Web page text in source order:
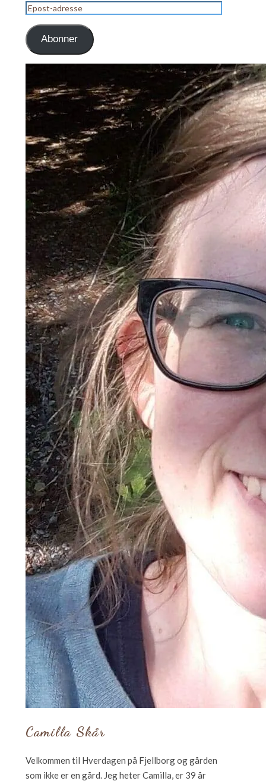
Epost-
adresse
Abonner
Camilla Skår
Velkommen til Hverdagen på Fjellborg og gården
som ikke er en gård. Jeg heter Camilla, er 39 år